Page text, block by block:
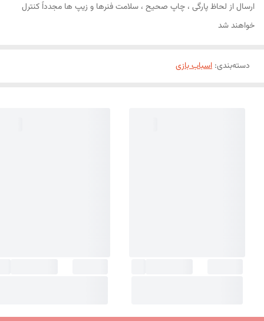
ارسال از لحاظ پارگی ، چاپ صحیح ، سلامت فنرها و زیپ ها مجدداً کنترل
خواهند شد
دسته‌بندی: اسباب بازی